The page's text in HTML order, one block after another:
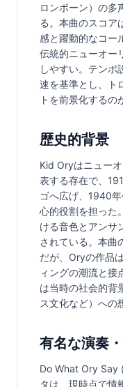
ロンボーン）の多
る。本曲のスコア
感と躍動的なコー
伝統的ニューオー
しやすい。テンポ
速を基準とし、ト
トを前景化するの
歴史的背景
Kid Oryはニュー
表する存在で、
ゴへ広げ、1940
心的役割を担った
ける音色とアンサ
されている。本曲
だが、Oryの作品
ィングの潮流と接
は当時の社会的背
ス文化など）への
有名な演奏
Do What Ory Say
タは、現時点で情